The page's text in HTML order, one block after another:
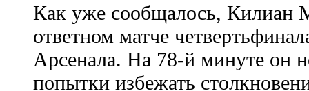
Как уже сообщалось, Килиан
ответном матче
Арсенала. На 78-й минуте он
попытки избежать